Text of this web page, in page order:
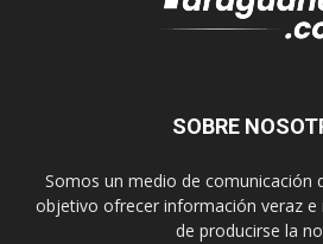
SOBRE
Somos un medio de comunicación
objetivo ofrecer información veraz
de producirse la